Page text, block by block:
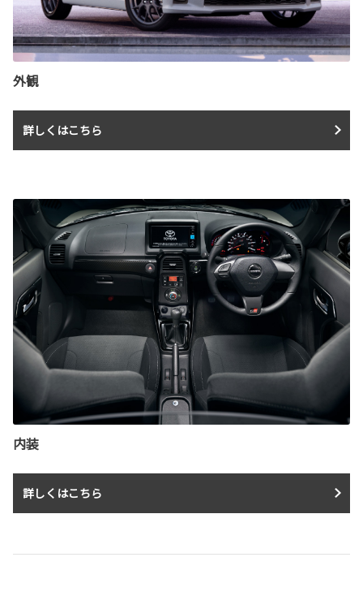
外観
詳しくはこちら
内装
詳しくはこちら